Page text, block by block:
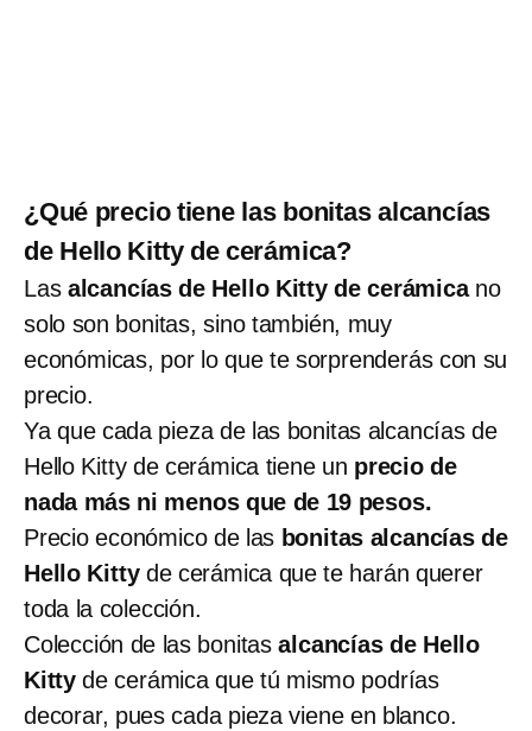
¿Qué precio tiene las bonitas alcancías
de Hello Kitty de cerámica?
Lasalcancías de Hello Kitty de cerámica no
solo son bonitas, sino también, muy
económicas, por lo que te sorprenderás con su
precio.
Ya que cada pieza de las bonitas alcancías de
Hello Kitty de cerámica tiene un precio de
nada más ni menos que de 19 pesos.
Precio económico de las bonitas alcancías de
Hello Kittyde cerámica que te harán querer
toda la colección.
Colección de las bonitasalcancías de Hello
Kittyde cerámica que tú mismo podrías
decorar, pues cada pieza viene en blanco.